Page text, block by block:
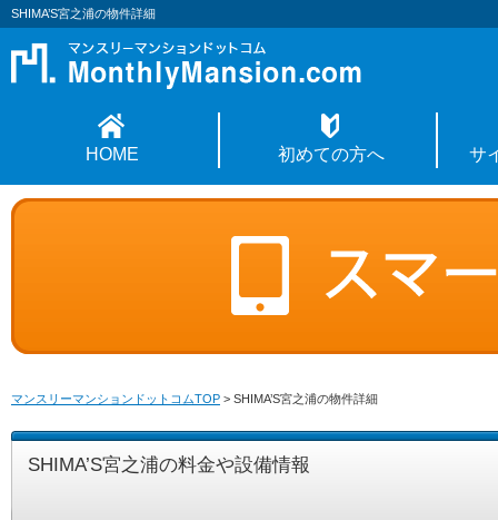
SHIMA’S宮之浦の物件詳細
HOME 初めての方へ サ
マンスリーマンションドットコムTOP > SHIMA’S宮之浦の物件詳細
SHIMA’S宮之浦の料金や設備情報